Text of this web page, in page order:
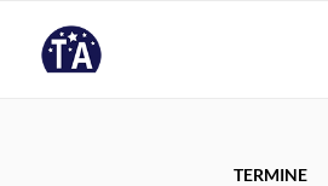
TERMINE